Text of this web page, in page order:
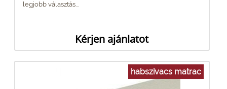
legjobb választás...
Kérjen ajánlatot
habszivacs matrac